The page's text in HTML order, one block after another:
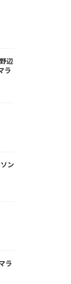
辺
ラ
ン
ラ